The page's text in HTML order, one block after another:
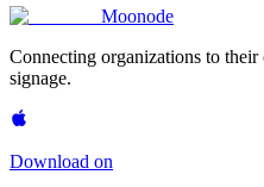
Moonode
Connecting organizations to
signage.
Download on